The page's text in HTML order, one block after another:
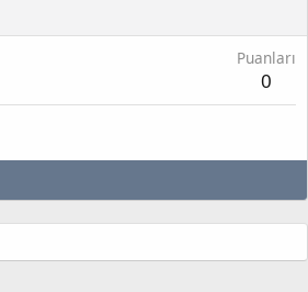
Puanları
0